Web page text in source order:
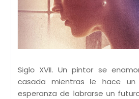
Siglo XVII. Un pintor se
casada mientras le hace
esperanza de labrarse un